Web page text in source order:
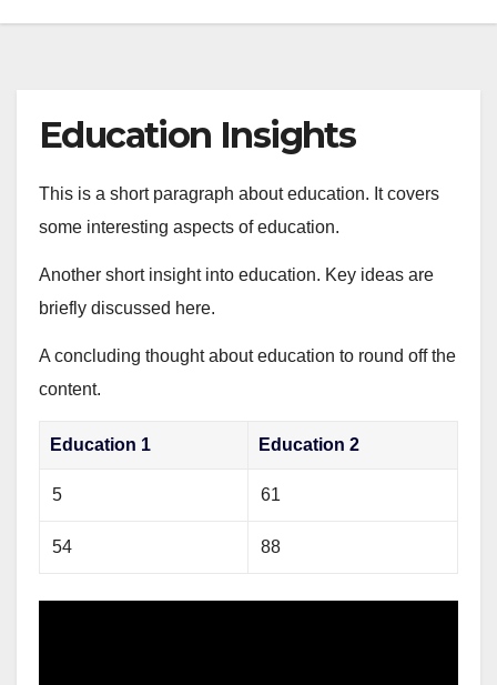
Education Insights
This is a short paragraph about education. It covers
some interesting aspects of education.
Another short insight into education. Key ideas are
briefly discussed here.
A concluding thought about education to round off the
content.
Education 1 Education 2
5 61
54 88